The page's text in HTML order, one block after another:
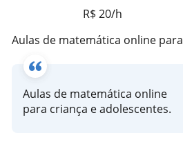
R$ 20/h
Aulas de matemática online para criança e adolescentes
Aulas de matemática online
para criança e adolescentes.